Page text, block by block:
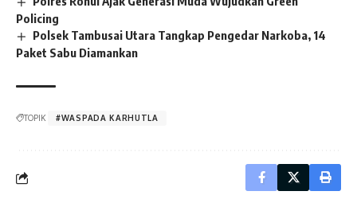
Policing
Polsek Tambusai Utara Tangkap Pengedar Narkoba, 14
Paket Sabu Diamankan
TOPIK #WASPADA KARHUTLA